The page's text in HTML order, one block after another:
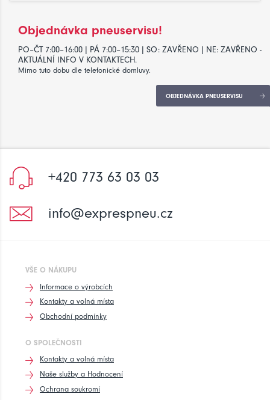
Objednávka pneuservisu!
PO–ČT 7:00–16:00 | PÁ 7:00–15:30 | SO: ZAVŘENO | NE: ZAVŘENO -
AKTUÁLNÍ INFO V KONTAKTECH.
Mimo tuto dobu dle telefonické domluvy.
OBJEDNÁVKA PNEUSERVISU
+420 773 63 03 03
info@exprespneu.cz
VŠE O NÁKUPU
Informace o výrobcích
Kontakty a volná místa
Obchodní podmínky
O SPOLEČNOSTI
Kontakty a volná místa
Naše služby a Hodnocení
Ochrana soukromí